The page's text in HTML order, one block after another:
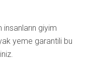
giyim
yeme garantili bu